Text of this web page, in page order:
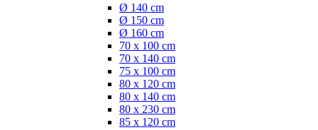
Ø 140 cm
Ø 150 cm
Ø 160 cm
70 x 100 cm
70 x 140 cm
75 x 100 cm
80 x 120 cm
80 x 140 cm
80 x 230 cm
85 x 120 cm